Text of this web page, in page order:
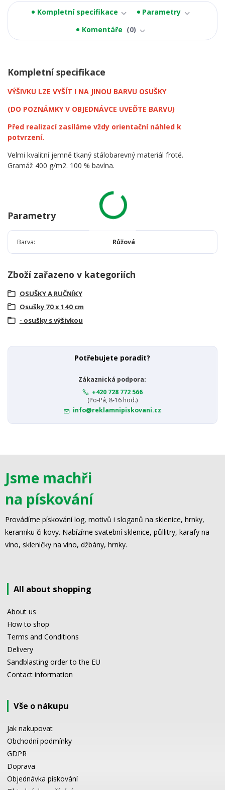
Kompletní specifikace
Parametry
Komentáře
0
Kompletní specifikace
VÝŠIVKU LZE VYŠÍT I NA JINOU BARVU OSUŠKY
(DO POZNÁMKY V OBJEDNÁVCE UVEĎTE BARVU)
Před realizací zasíláme vždy orientační náhled k
potvrzení.
Velmi kvalitní jemně tkaný stálobarevný materiál froté.
Gramáž 400 g/m2. 100 % bavlna.
Parametry
Barva Růžová
Zboží zařazeno v kategoriích
OSUŠKY A RUČNÍKY
Osušky 70 x 140 cm
- osušky s výšivkou
Potřebujete poradit?
Zákaznická podpora:
+420 728 772 566
(Po-Pá, 8-16 hod.)
info@reklamnipiskovani.cz
Jsme machři
na pískování
Provádíme pískování log, motivů i sloganů na sklenice, hrnky,
keramiku či kovy. Nabízíme svatební sklenice, půllitry, karafy na
víno, skleničky na víno, džbány, hrnky.
All about shopping
About us
How to shop
Terms and Conditions
Delivery
Sandblasting order to the EU
Contact information
Vše o nákupu
Jak nakupovat
Obchodní podmínky
GDPR
Doprava
Objednávka pískování